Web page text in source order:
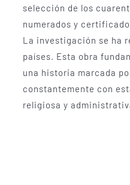
selección de los
numerados y
La investigación se ha
países. Esta obra
una historia marcada
constantemente con
religiosa y